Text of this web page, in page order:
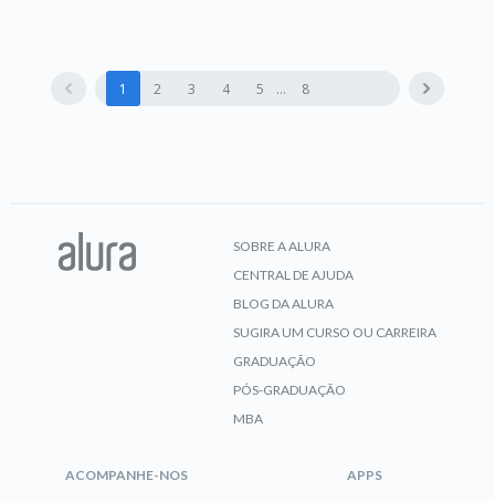
1 2 3 4 5 8
SOBRE A ALURA
CENTRAL DE AJUDA
BLOG DA ALURA
SUGIRA UM CURSO OU CARREIRA
GRADUAÇÃO
PÓS-GRADUAÇÃO
MBA
ACOMPANHE-NOS APPS